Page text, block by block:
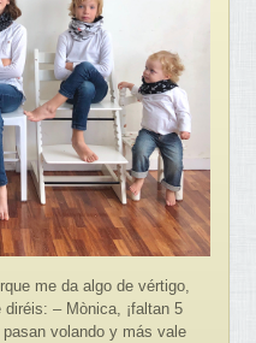
me da algo de vértigo,
– Mònica, ¡faltan 5
volando y más vale